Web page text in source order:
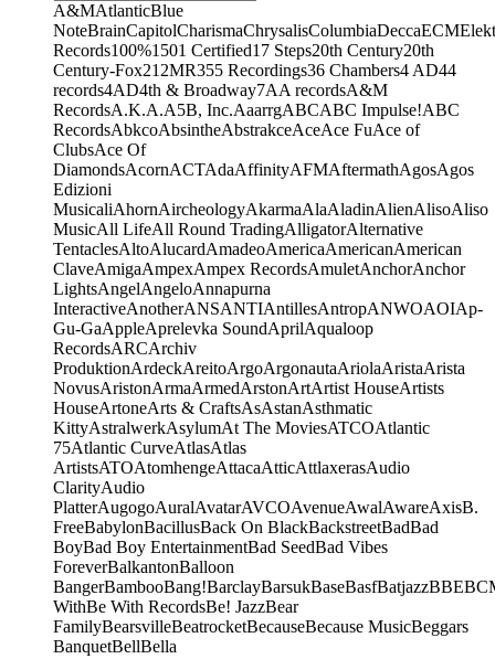
A&MAtlanticBlue
NoteBrainCapitolCharismaChrysalisColumbiaDeccaECM
Records100%1501 Certified17 Steps20th Century20th
Century-Fox21 2MR355 Recordings36 Chambers4 AD44
records4AD4th & Broadway7AA recordsA&M
RecordsA.K.A.A5B, Inc.AaarrgABCABC Impulse!ABC
RecordsAbkcoAbsintheAbstrakceAceAce FuAce of
ClubsAce Of
DiamondsAcornACTAdaAffinityAFMAftermathAgosAgos
Edizioni
MusicaliAhornAircheologyAkarmaAlaAladinAlienAlisoAliso
MusicAll LifeAll Round TradingAlligatorAlternative
TentaclesAltoAlucardAmadeoAmericaAmericanAmerican
ClaveAmigaAmpexAmpex RecordsAmuletAnchorAnchor
LightsAngelAngeloAnnapurna
InteractiveAnotherANSANTIAntillesAntropANWOAOIAp-
Gu-GaAppleAprelevka SoundAprilAqualoop
RecordsARCArchiv
ProduktionArdeckAreitoArgoArgonautaAriolaAristaArista
NovusAristonArmaArmedArstonArtArtist HouseArtists
HouseArtoneArts & CraftsAsAstanAsthmatic
KittyAstralwerkAsylumAt The MoviesATCOAtlantic
75Atlantic CurveAtlasAtlas
ArtistsATOAtomhengeAttacaAtticAttlaxerasAudio
ClarityAudio
PlatterAugogoAuralAvatarAVCOAvenueAwalAwareAxisB.
FreeBabylonBacillusBack On BlackBackstreetBadBad
BoyBad Boy EntertainmentBad SeedBad Vibes
ForeverBalkantonBalloon
BangerBambooBang!BarclayBarsukBaseBasfBatjazzBBE
WithBe With RecordsBe! JazzBear
FamilyBearsvilleBeatrocketBecauseBecause MusicBeggars
BanquetBellBella